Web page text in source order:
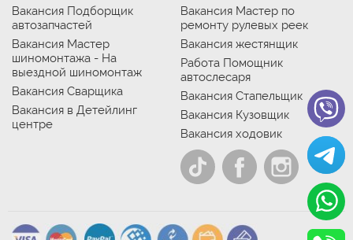
Вакансия Подборщик
автозапчастей
Вакансия Мастер
шиномонтажа - На
выездной шиномонтаж
Вакансия Сварщика
Вакансия в Детейлинг
центре
Вакансия Мастер по
ремонту рулевых реек
Вакансия жестянщик
Работа Помощник
автослесаря
Вакансия Стапельщик
Вакансия Кузовщик
Вакансия ходовик